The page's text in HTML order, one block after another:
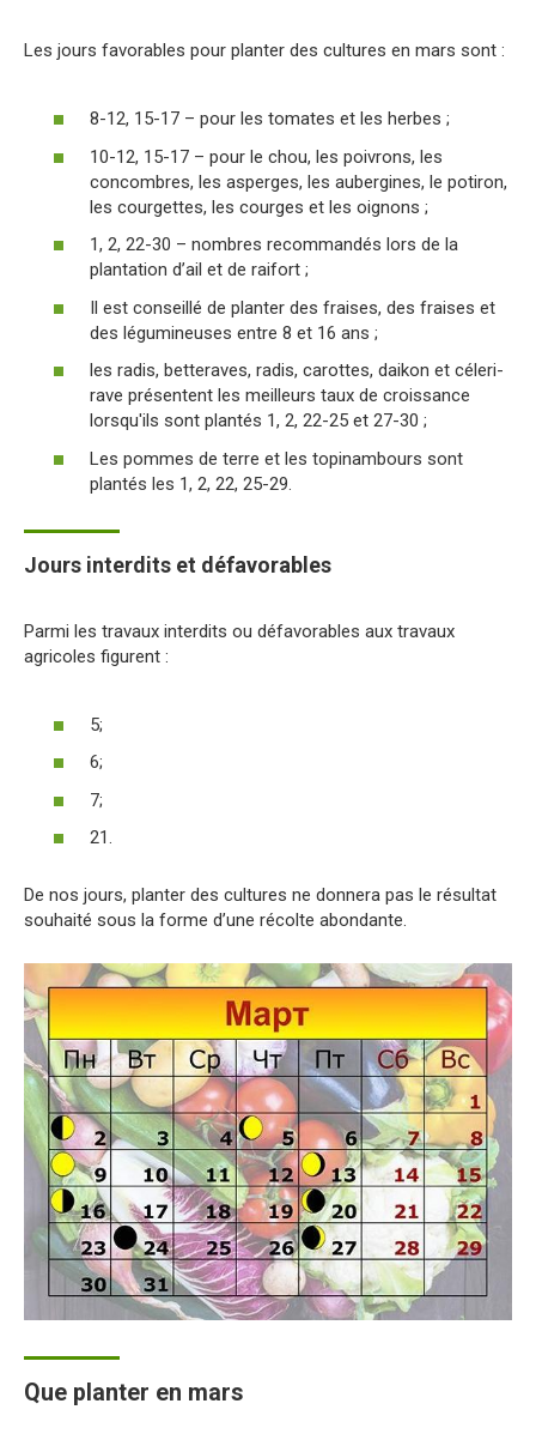
Les jours favorables pour planter des cultures en mars sont :
8-12, 15-17 – pour les tomates et les herbes ;
10-12, 15-17 – pour le chou, les poivrons, les
concombres, les asperges, les aubergines, le potiron,
les courgettes, les courges et les oignons ;
1, 2, 22-30 – nombres recommandés lors de la
plantation d’ail et de raifort ;
Il est conseillé de planter des fraises, des fraises et
des légumineuses entre 8 et 16 ans ;
les radis, betteraves, radis, carottes, daikon et céleri-
rave présentent les meilleurs taux de croissance
lorsqu'ils sont plantés 1, 2, 22-25 et 27-30 ;
Les pommes de terre et les topinambours sont
plantés les 1, 2, 22, 25-29.
Jours interdits et défavorables
Parmi les travaux interdits ou défavorables aux travaux
agricoles figurent :
5;
6;
7;
21.
De nos jours, planter des cultures ne donnera pas le résultat
souhaité sous la forme d’une récolte abondante.
Que planter en mars